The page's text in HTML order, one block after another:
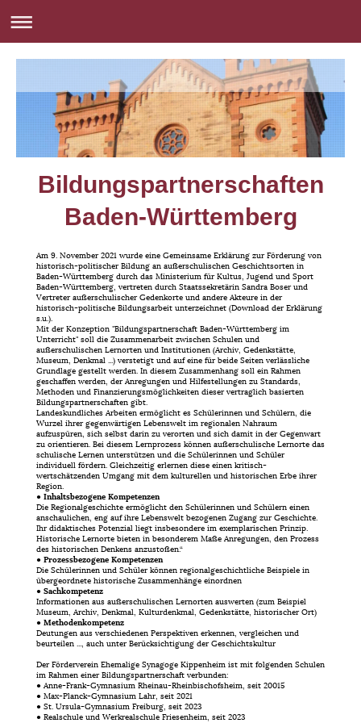
Bildungspartnerschaften
Baden-Württemberg
Am 9. November 2021 wurde eine Gemeinsame Erklärung zur Förderung von
historisch-politischer Bildung an außerschulischen Geschichtsorten in
Baden-Württemberg durch das Ministerium für Kultus, Jugend und Sport
Baden-Württemberg, vertreten durch Staatssekretärin Sandra Boser und
Vertreter außerschulischer Gedenkorte und andere Akteure in der
historisch-politische Bildungsarbeit unterzeichnet (Download der Erklärung
s.u.).
Mit der Konzeption "Bildungspartnerschaft Baden-Württemberg im
Unterricht" soll die Zusammenarbeit zwischen Schulen und
außerschulischen Lernorten und Institutionen (Archiv, Gedenkstätte,
Museum, Denkmal ...) verstetigt und auf eine für beide Seiten verlässliche
Grundlage gestellt werden. In diesem Zusammenhang soll ein Rahmen
geschaffen werden, der Anregungen und Hilfestellungen zu Standards,
Methoden und Finanzierungsmöglichkeiten dieser vertraglich basierten
Bildungspartnerschaften gibt.
Landeskundliches Arbeiten ermöglicht es Schülerinnen und Schülern, die
Wurzel ihrer gegenwärtigen Lebenswelt im regionalen Nahraum
aufzuspüren, sich selbst darin zu verorten und sich damit in der Gegenwart
zu orientieren. Bei diesem Lernprozess können außerschulische Lernorte das
schulische Lernen unterstützen und die Schülerinnen und Schüler
individuell fördern. Gleichzeitig erlernen diese einen kritisch-
wertschätzenden Umgang mit dem kulturellen und historischen Erbe ihrer
Region.
● Inhaltsbezogene Kompetenzen
Die Regionalgeschichte ermöglicht den Schülerinnen und Schülern einen
anschaulichen, eng auf ihre Lebenswelt bezogenen Zugang zur Geschichte.
Ihr didaktisches Potenzial liegt insbesondere im exemplarischen Prinzip.
Historische Lernorte bieten in besonderem Maße Anregungen, den Prozess
des historischen Denkens anzustoßen.“
● Prozessbezogene Kompetenzen
Die Schülerinnen und Schüler können regionalgeschichtliche Beispiele in
übergeordnete historische Zusammenhänge einordnen
● Sachkompetenz
Informationen aus außerschulischen Lernorten auswerten (zum Beispiel
Museum, Archiv, Denkmal, Kulturdenkmal, Gedenkstätte, historischer Ort)
● Methodenkompetenz
Deutungen aus verschiedenen Perspektiven erkennen, vergleichen und
beurteilen ..., auch unter Berücksichtigung der Geschichtskultur
Der Förderverein Ehemalige Synagoge Kippenheim ist mit folgenden Schulen
im Rahmen einer Bildungspartnerschaft verbunden:
● Anne-Frank-Gymnasium Rheinau-Rheinbischofsheim, seit 20015
● Max-Planck-Gymnasium Lahr, seit 2021
● St. Ursula-Gymnasium Freiburg, seit 2023
● Realschule und Werkrealschule Friesenheim, seit 2023